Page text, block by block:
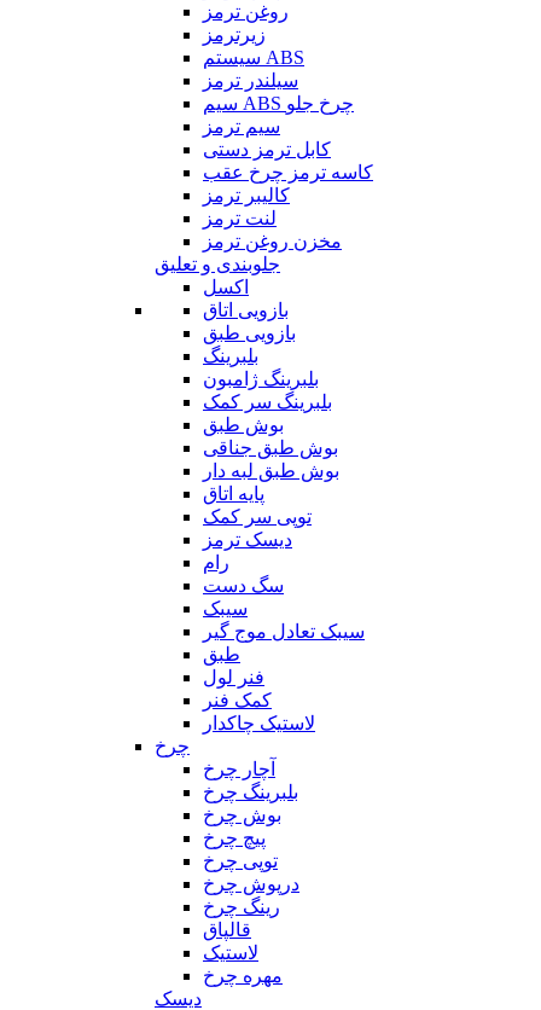
روغن ترمز
زیرترمز
سیستم ABS
سیلندر ترمز
سیم ABS چرخ جلو
سیم ترمز
کابل ترمز دستی
کاسه ترمز چرخ عقب
کالیبر ترمز
لنت ترمز
مخزن روغن ترمز
جلوبندی و تعلیق
اکسل
بازویی اتاق
بازویی طبق
بلبرینگ
بلبرینگ ژامبون
بلبرینگ سر کمک
بوش طبق
بوش طبق جناقی
بوش طبق لبه دار
پایه اتاق
توپی سر کمک
دیسک ترمز
رام
سگ دست
سیبک
سیبک تعادل موج گیر
طبق
فنر لول
کمک فنر
لاستیک چاکدار
چرخ
آچار چرخ
بلبرینگ چرخ
بوش چرخ
پیچ چرخ
توپی چرخ
درپوش چرخ
رینگ چرخ
قالپاق
لاستیک
مهره چرخ
دیسک